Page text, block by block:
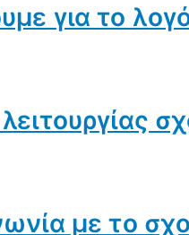
για το
με το